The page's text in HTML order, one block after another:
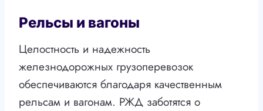
Рельсы и вагоны
Целостность и надежность
железнодорожных грузоперевозок
обеспечиваются благодаря качественным
рельсам и вагонам. РЖД заботятся о